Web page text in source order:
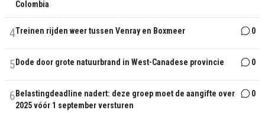
Colombia
4Treinen rijden weer tussen Venray en Boxmeer 0
5 Dode door grote natuurbrand in West-Canadese provincie 0
6 Belastingdeadline nadert: deze groep moet de aangifte over
2025 vóór 1 september versturen
0